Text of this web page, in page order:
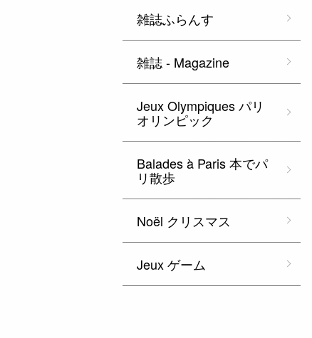
雑誌ふらんす
雑誌 - Magazine
Jeux Olympiques パリ
オリンピック
Balades à Paris 本でパ
リ散歩
Noël クリスマス
Jeux ゲーム